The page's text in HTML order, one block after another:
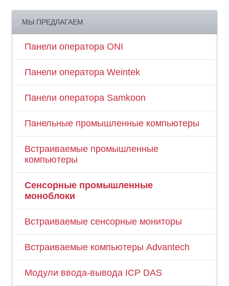
МЫ ПРЕДЛАГАЕМ
Панели оператора ONI
Панели оператора Weintek
Панели оператора Samkoon
Панельные промышленные компьютеры
Встраиваемые промышленные
компьютеры
Сенсорные промышленные
моноблоки
Встраиваемые сенсорные мониторы
Встраиваемые компьютеры Advantech
Модули ввода-вывода ICP DAS